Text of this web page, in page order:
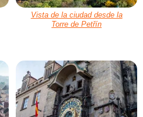
Vista de la ciudad desde la
Torre de Petřín